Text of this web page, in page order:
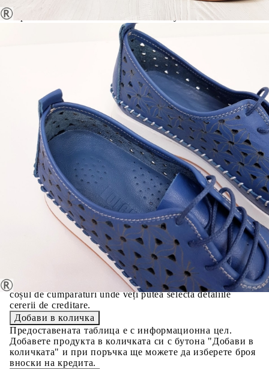
Когато плащате с NewPay, всъщност NewPay плаща
поръчката Ви вместо Вас. Вие я получавате и
разполагате с три начина да я платите към тях:
Отложено до 30 дни от момента на изпращане на
поръчката без оскъпяване. За покупки на стойност до
Плащане на 4 вноски. Заплащате 20% от стойността на
поръчката си на момента с карта. Останалата сума се
разделя на 3 равни месечни вноски без оскъпяване. За
покупки на стойност до 1000 лв. / €511.31
Плащане на 6 вноски. Стойността на поръчката се
разпределя в 6 равни месечни вноски с оскъпяване. За
покупки на стойност до 2000 лв. / €1022.61
Credit calculator
Ежедневни обувки от естествена кожа в син цвят-
Mika Blue 9138
Please select credit institution
Цена на продукта: €30.00
Extraction of information from credit institutions
Предоставената таблица е с информационна цел.
Добавете продукта в количката си с бутона "Добави в
количката" и при поръчка ще можете да изберете броя
вноски на кредита.
Acest tabel are caracter informativ. Adăugați produsul în
coșul de cumpărături unde veți putea selecta detaliile
cererii de creditare.
Предоставената таблица е с информационна цел.
Добавете продукта в количката си с бутона "Добави в
количката" и при поръчка ще можете да изберете броя
вноски на кредита.